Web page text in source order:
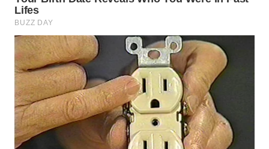
PURWAKARTA
WN
PRIANGAN
TIMUR
WN
SEMARANG